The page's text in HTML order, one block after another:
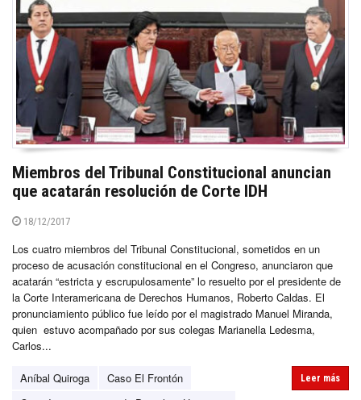
Miembros del Tribunal Constitucional anuncian
que acatarán resolución de Corte IDH
18/12/2017
Los cuatro miembros del Tribunal Constitucional, sometidos en un
proceso de acusación constitucional en el Congreso, anunciaron que
acatarán “estricta y escrupulosamente” lo resuelto por el presidente de
la Corte Interamericana de Derechos Humanos, Roberto Caldas. El
pronunciamiento público fue leído por el magistrado Manuel Miranda,
quien estuvo acompañado por sus colegas Marianella Ledesma,
Carlos...
Aníbal Quiroga
Caso El Frontón
Leer más